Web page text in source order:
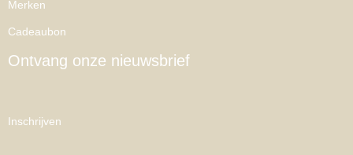
Merken
Cadeaubon
Ontvang onze nieuwsbrief
Inschrijven